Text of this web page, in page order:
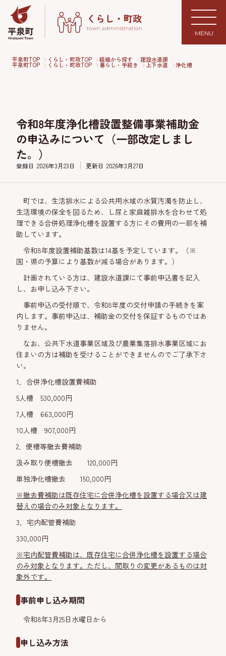
MENU
平泉町TOP くらし・町政TOP 組織から探す 建設水道課
平泉町TOP くらし・町政TOP 暮らし・手続き 上下水道 浄化槽
令和8年度浄化槽設置整備事業補助金
の申込みについて（一部改定しまし
た。）
登録日 2026年3月23日 更新日 2026年3月27日
町では、生活排水による公共用水域の水質汚濁を防止し、
生活環境の保全を図るため、し尿と家庭雑排水を合わせて処
理できる合併処理浄化槽を設置する方にその費用の一部を補
助しています。
令和8年度設置補助基数は14基を予定しています。（※
国・県の予算により基数が減る場合があります。）
計画されている方は、建設水道課にて事前申込書を記入
し、お申し込み下さい。
事前申込の受付順で、令和8年度の交付申請の手続きを案
内します。事前申込は、補助金の交付を保証するものではあ
りません。
なお、公共下水道事業区域及び農業集落排水事業区域にお
住まいの方は補助を受けることができませんのでご了承下さ
い。
1．合併浄化槽設置費補助
5人槽 530,000円
7人槽 663,000円
10人槽 907,000円
2．便槽等撤去費補助
汲み取り便槽撤去 120,000円
単独浄化槽撤去 150,000円
※撤去費補助は既存住宅に合併浄化槽を設置する場合又は建
替えの場合のみ対象となります。
3．宅内配管費補助
330,000円
※宅内配管費補助は、既存住宅に合併浄化槽を設置する場合
のみ対象となります。ただし、間取りの変更があるものは対
象外です。
事前申し込み期間
令和8年3月25日水曜日から
申し込み方法